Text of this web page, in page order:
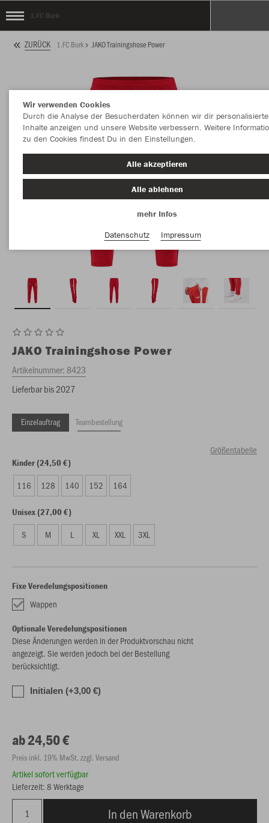
1.FC Burk
ZURÜCK 1.FC Burk JAKO Trainingshose Power
JAKO Trainingshose Power
Artikelnummer:8423
Lieferbar bis 2027
Einzelauftrag Teambestellung
Größentabelle
Kinder (24,50 €)
116 128 140 152 164
Unisex (27,00 €)
S M L XL XXL 3XL
Fixe Veredelungspositionen
Wappen
Optionale Veredelungspositionen
Diese Änderungen werden in der Produktvorschau nicht
angezeigt. Sie werden jedoch bei der Bestellung
berücksichtigt.
Initialen (+3,00 €)
ab 24,50 €
Preis inkl. 19% MwSt. zzgl. Versand
Artikel sofort verfügbar
Lieferzeit: 8 Werktage
In den Warenkorb
Wir verwenden Cookies
Durch die Analyse der Besucherdaten können wir dir personalisierte
Inhalte anzeigen und unsere Website verbessern. Weitere
zu den Cookies findest Du in den Einstellungen.
Alle akzeptieren
Alle ablehnen
mehr Infos
Datenschutz
Impressum